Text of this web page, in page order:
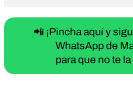
📲 ¡Pincha aquí y
WhatsApp de
para que no te